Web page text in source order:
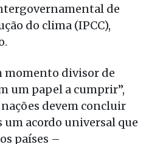
de
do clima (IPCC),
momento divisor de
um papel a cumprir”,
devem concluir
um acordo universal que
países –